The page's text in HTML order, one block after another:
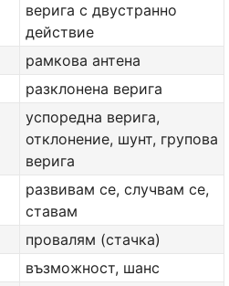
верига с двустранно
действие
рамкова антена
разклонена верига
успоредна верига,
отклонение, шунт, групова
верига
развивам се, случвам се,
ставам
провалям (стачкa)
възможност, шанс